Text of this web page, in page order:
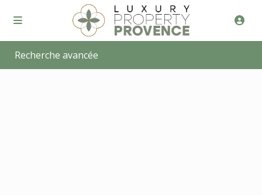
Recherche avancée